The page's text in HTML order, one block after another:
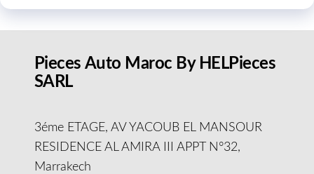
Pieces Auto Maroc By HELPieces
SARL
3éme ETAGE, AV YACOUB EL MANSOUR
RESIDENCE AL AMIRA III APPT N°32,
Marrakech